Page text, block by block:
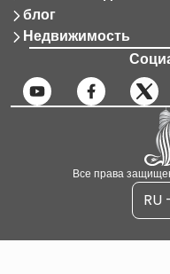
блог
Недвижимость
Все права
RU